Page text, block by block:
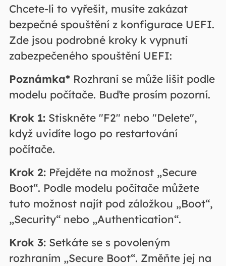
Chcete-li to vyřešit, musíte zakázat
bezpečné spouštění z konfigurace UEFI.
Zde jsou podrobné kroky k vypnutí
zabezpečeného spouštění UEFI:
Poznámka*Rozhraní se může lišit podle
modelu počítače. Buďte prosím pozorní.
Krok 1:Stiskněte "F2" nebo "Delete",
když uvidíte logo po restartování
počítače.
Krok 2:Přejděte na možnost „Secure
Boot“. Podle modelu počítače můžete
tuto možnost najít pod záložkou „Boot“,
„Security“ nebo „Authentication“.
Krok 3:Setkáte se s povoleným
rozhraním „Secure Boot“. Změňte jej na